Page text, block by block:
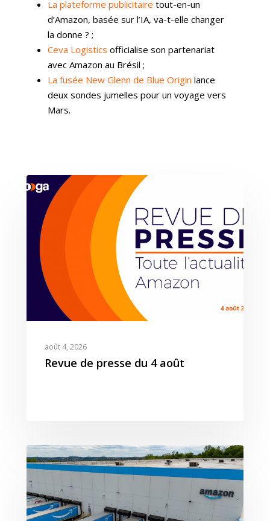
La plateforme publicitaire tout-en-un
d’Amazon, basée sur l’IA, va-t-elle changer
la donne ? ;
Ceva Logistics officialise son partenariat
avec Amazon au Brésil ;
La fusée New Glenn de Blue Origin lance
deux sondes jumelles pour un voyage vers
Mars.
août 4, 2026
Revue de presse du 4 août